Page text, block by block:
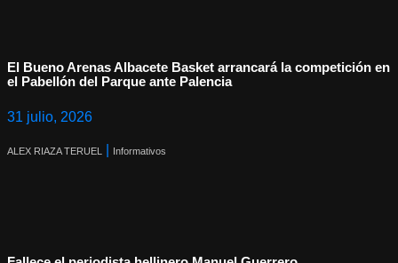
El Bueno Arenas Albacete Basket arrancará la competición en
el Pabellón del Parque ante Palencia
31 julio, 2026
ALEX RIAZA TERUEL Informativos